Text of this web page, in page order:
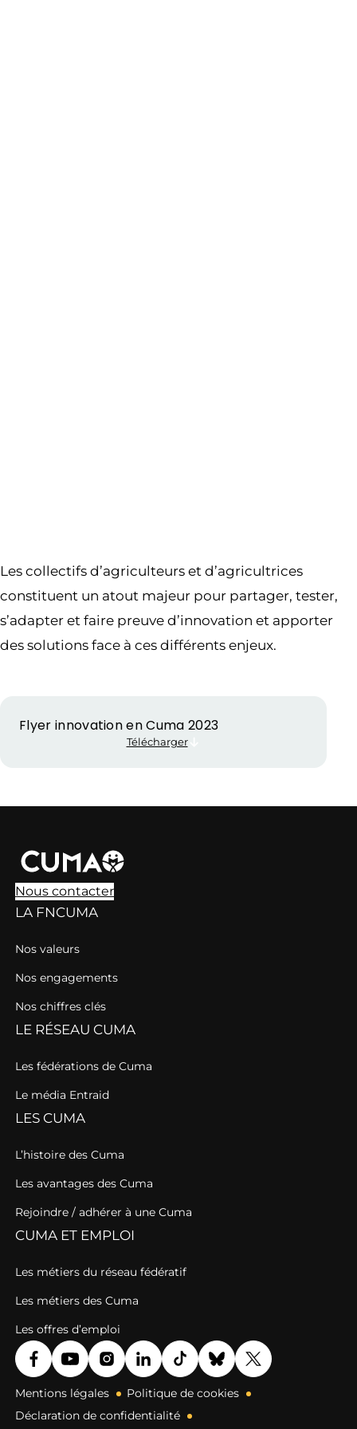
Les collectifs d’agriculteurs et d’agricultrices
constituent un atout majeur pour partager, tester,
s’adapter et faire preuve d’innovation et apporter
des solutions face à ces différents enjeux.
Flyer innovation en Cuma 2023
Télécharger
Nous contacter
LA FNCUMA
Nos valeurs
Nos engagements
Nos chiffres clés
LE RÉSEAU CUMA
Les fédérations de Cuma
Le média Entraid
LES CUMA
L’histoire des Cuma
Les avantages des Cuma
Rejoindre / adhérer à une Cuma
CUMA ET EMPLOI
Les métiers du réseau fédératif
Les métiers des Cuma
Les offres d’emploi
Mentions légales
Politique de cookies
Déclaration de confidentialité